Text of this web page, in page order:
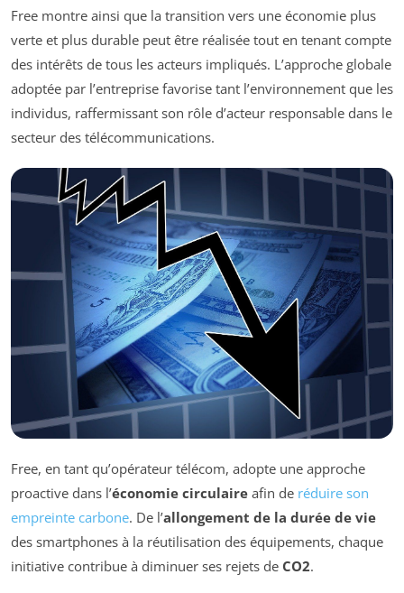
Free montre ainsi que la transition vers une économie plus
verte et plus durable peut être réalisée tout en tenant compte
des intérêts de tous les acteurs impliqués. L’approche globale
adoptée par l’entreprise favorise tant l’environnement que les
individus, raffermissant son rôle d’acteur responsable dans le
secteur des télécommunications.
Free, en tant qu’opérateur télécom, adopte une approche
proactive dans l’économie circulaire afin de réduire son
empreinte carbone. De l’allongement de la durée de vie
des smartphones à la réutilisation des équipements, chaque
initiative contribue à diminuer ses rejets de CO2.